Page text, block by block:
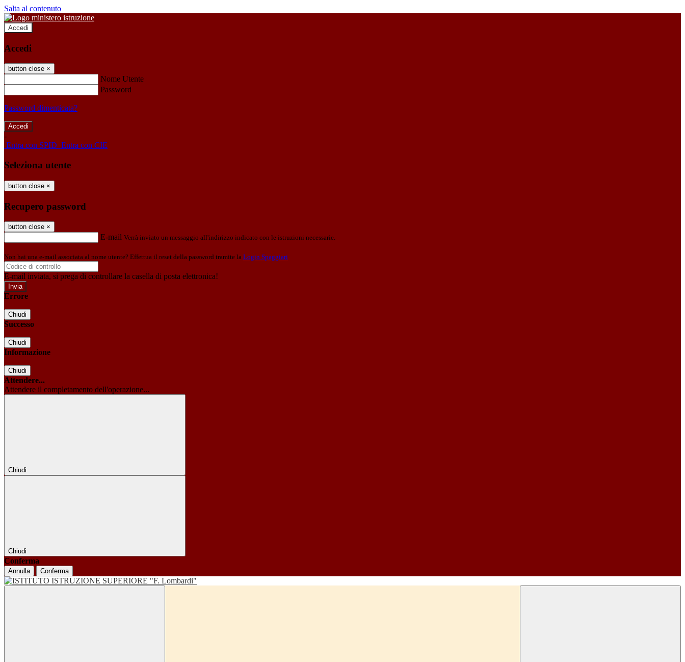
Salta al contenuto
Accedi
Accedi
button close ×
Nome Utente
Password
Password dimenticata?
-
Entra con SPID Entra con CIE
Seleziona utente
button close ×
Recupero password
button close ×
E-mail Verrà inviato un messaggio all'indirizzo indicato con le istruzioni necessarie.
Non hai una e-mail associata al nome utente? Effettua il reset della password tramite la Login Spaggiari
E-mail inviata, si prega di controllare la casella di posta elettronica!
Errore
Chiudi
Successo
Chiudi
Informazione
Chiudi
Attendere...
Attendere il completamento dell'operazione...
Chiudi
Chiudi
Conferma
Annulla Conferma